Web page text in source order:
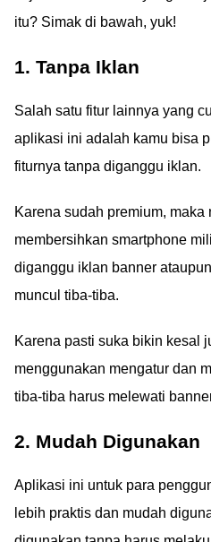
itu? Simak di bawah, yuk!
1. Tanpa Iklan
Salah satu fitur lainnya yang
aplikasi ini adalah kamu bisa
fiturnya tanpa diganggu iklan.
Karena sudah premium, maka
membersihkan smartphone
diganggu iklan banner
muncul tiba-tiba.
Karena pasti suka bikin kesal
menggunakan mengatur dan
tiba-tiba harus melewati
2. Mudah Digunakan
Aplikasi ini untuk para
lebih praktis dan mudah